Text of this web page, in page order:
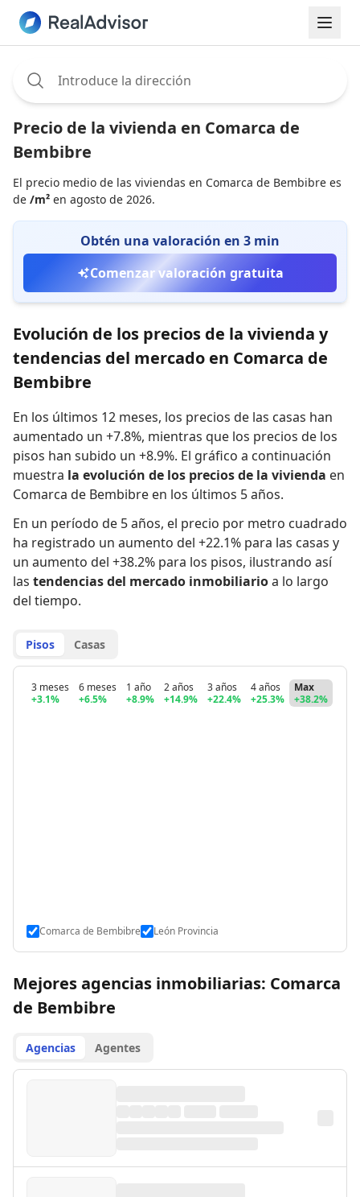
Precio de la vivienda en Comarca de
Bembibre
El precio medio de las viviendas en Comarca de Bembibre es
de /m² en agosto de 2026.
Obtén una valoración en 3 min
Comenzar valoración gratuita
Evolución de los precios de la vivienda y
tendencias del mercado en Comarca de
Bembibre
En los últimos 12 meses, los precios de las casas han
aumentado un +7.8%, mientras que los precios de los
pisos han subido un +8.9%. El gráfico a continuación
muestra la evolución de los precios de la vivienda en
Comarca de Bembibre en los últimos 5 años.
En un período de 5 años, el precio por metro cuadrado
ha registrado un aumento del +22.1% para las casas y
un aumento del +38.2% para los pisos, ilustrando así
las tendencias del mercado inmobiliarioa lo largo
del tiempo.
Pisos Casas
3 meses
+3.1%
6 meses
+6.5%
1 año
+8.9%
2 años
+14.9%
3 años
+22.4%
4 años
+25.3%
Max
+38.2%
Comarca de Bembibre León Provincia
Mejores agencias inmobiliarias: Comarca
de Bembibre
Agencias Agentes